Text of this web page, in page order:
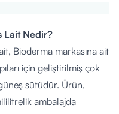
Lait Nedir?
Bioderma markasına ait
için geliştirilmiş çok
sütüdür. Ürün,
ambalajda